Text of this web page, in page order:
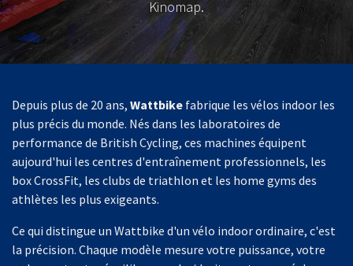
Kinomap.
Depuis plus de 20 ans, Wattbike fabrique les vélos indoor les
plus précis du monde. Nés dans les laboratoires de
performance de British Cycling, ces machines équipent
aujourd'hui les centres d'entraînement professionnels, les
box CrossFit, les clubs de triathlon et les home gyms des
athlètes les plus exigeants.
Ce qui distingue un Wattbike d'un vélo indoor ordinaire, c'est
la précision. Chaque modèle mesure votre puissance, votre